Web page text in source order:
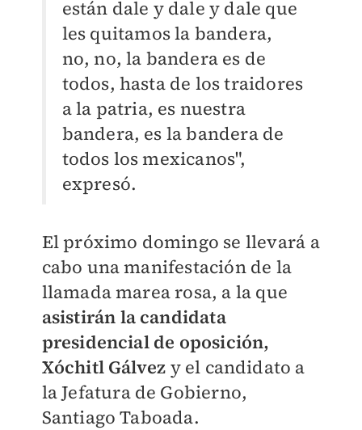
están dale y dale y dale que
les quitamos la bandera,
no, no, la bandera es de
todos, hasta de los traidores
a la patria, es nuestra
bandera, es la bandera de
todos los mexicanos",
expresó.
El próximo domingo se llevará a
cabo una manifestación de la
llamada marea rosa, a la que
asistirán la candidata
presidencial de oposición,
Xóchitl Gálvez y el candidato a
la Jefatura de Gobierno,
Santiago Taboada.